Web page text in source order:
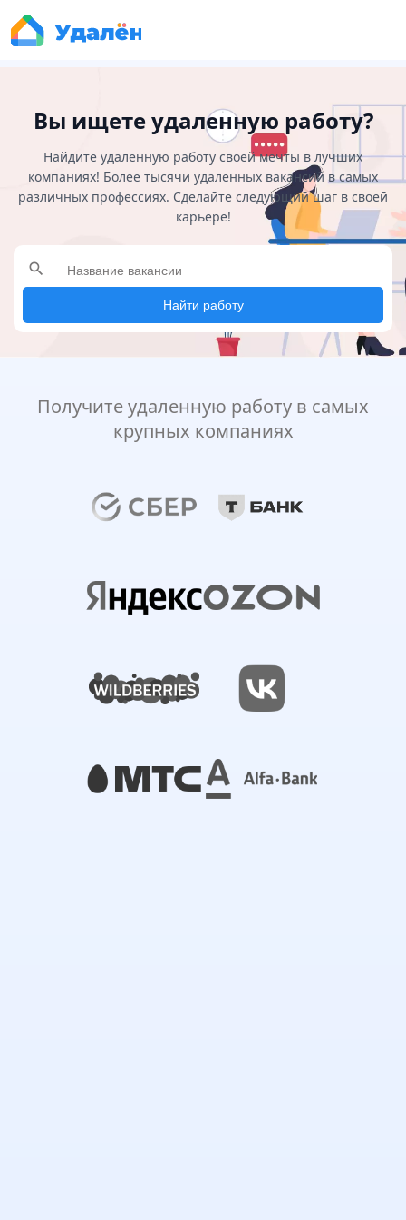
Вы ищете удаленную работу?
Найдите удаленную работу своей мечты в лучших
компаниях! Более тысячи удаленных вакансий в самых
различных профессиях. Сделайте следующий шаг в своей
карьере!
search
Найти работу
Получите удаленную работу в самых
крупных компаниях